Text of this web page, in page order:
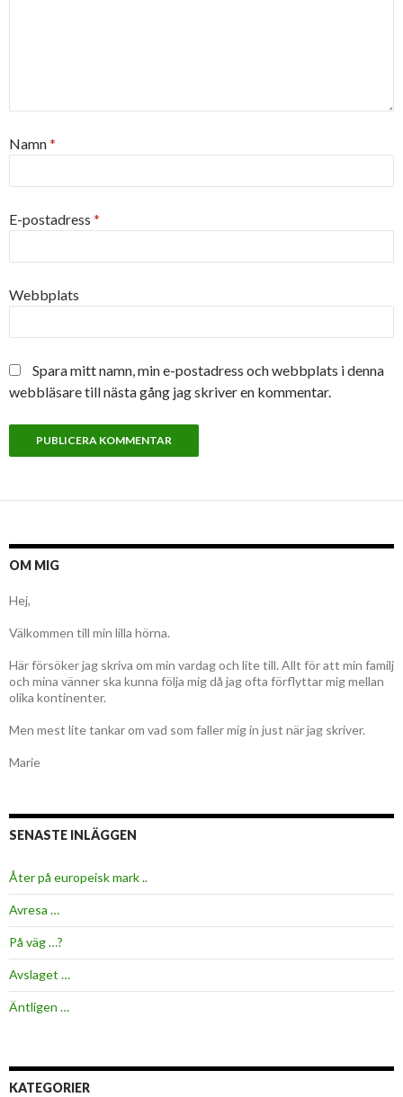
Namn*
E-postadress *
Webbplats
Spara mitt namn, min e-postadress och webbplats i denna
webbläsare till nästa gång jag skriver en kommentar.
OM MIG
Hej,
Välkommen till min lilla hörna.
Här försöker jag skriva om min vardag och lite till. Allt för att min familj
och mina vänner ska kunna följa mig då jag ofta förflyttar mig mellan
olika kontinenter.
Men mest lite tankar om vad som faller mig in just när jag skriver.
Marie
SENASTE INLÄGGEN
Åter på europeisk mark ..
Avresa …
På väg …?
Avslaget …
Äntligen …
KATEGORIER